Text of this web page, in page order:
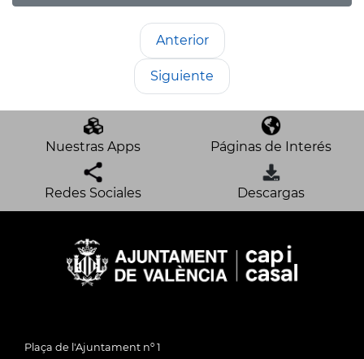
Anterior
Siguiente
Nuestras Apps Páginas de Interés
Redes Sociales Descargas
Plaça de l'Ajuntament nº 1